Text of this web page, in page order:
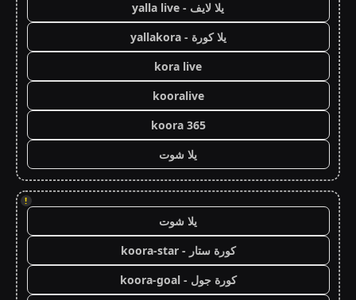
يلا لايف - yalla live
يلا كورة - yallakora
kora live
kooralive
koora 365
يلا شوت
!
يلا شوت
كورة ستار - koora-star
كورة جول - koora-goal